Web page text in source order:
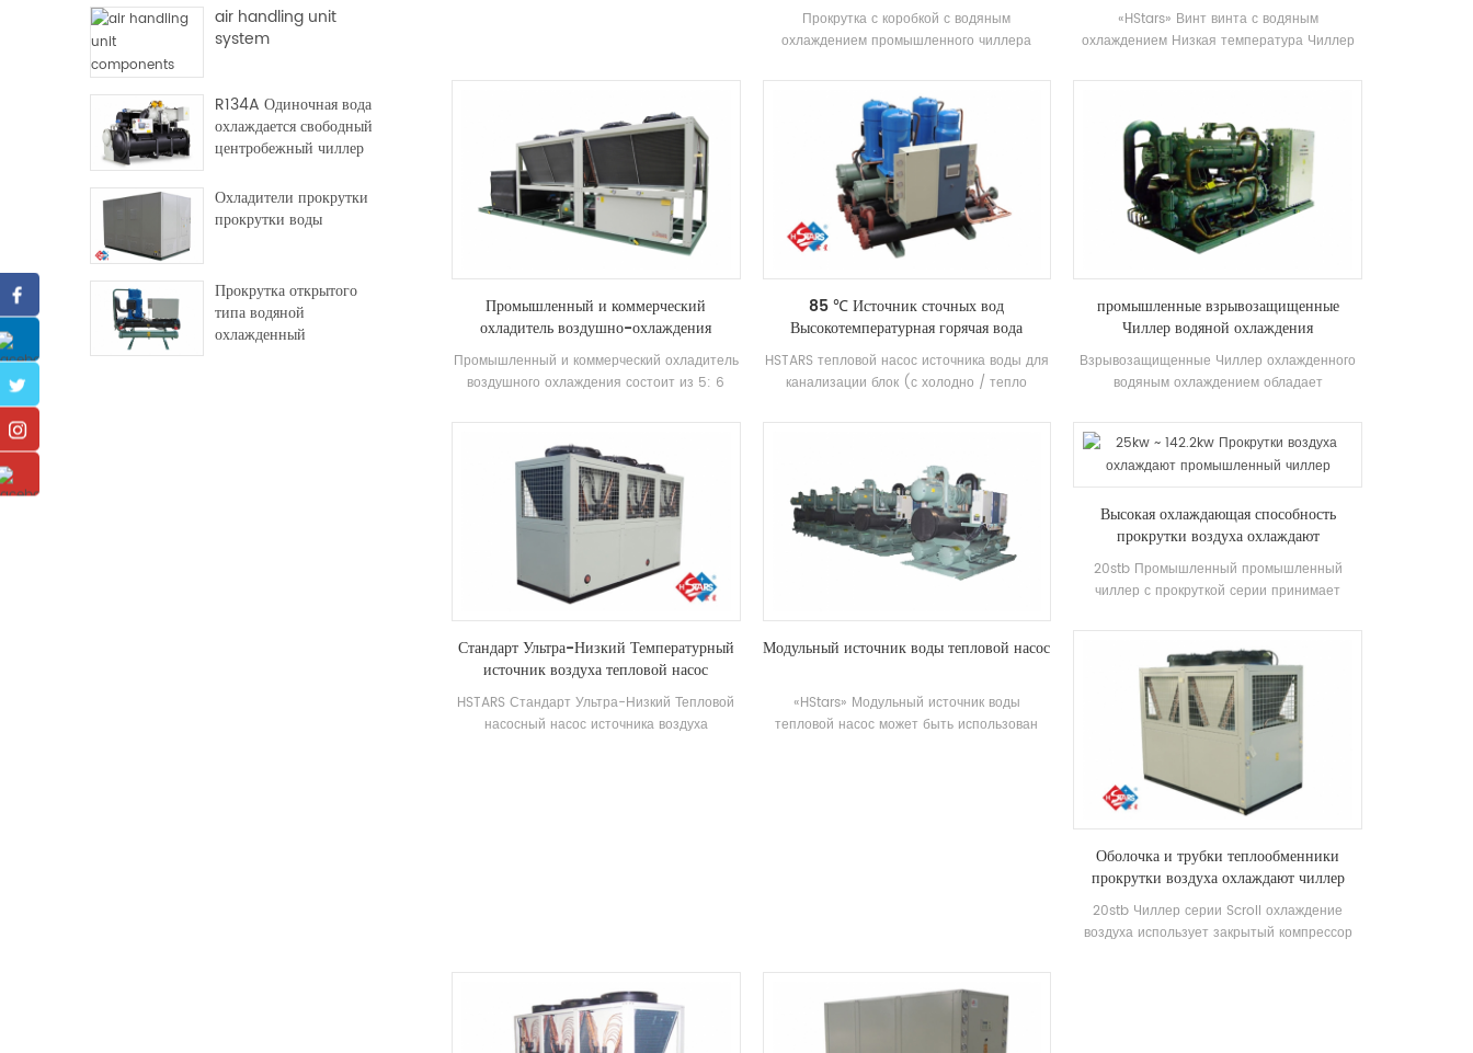
характеристики.
Прокрутка с коробкой с водяным
охлаждением промышленного чиллера
водяным насосом в соответствии с
охлаждающей способностью, с хорошо
известными компрессорами бренда и
электронным управлением компоненты. Он
оснащен высокая эффективность оболочка и
трубка конденсаторы и испарители.
«HStars» Винт винта с водяным
охлаждением Низкая температура Чиллер
и промышленного охлаждение. Требуется
удовлетворения требований различных
охлаждающих способностей и температуры
требования. Бренд: HSTARS
Промышленный и коммерческий
охладитель воздушно-охлаждения
Промышленный и коммерческий охладитель
воздушного охлаждения состоит из 5: 6
Высокое качество Конденсатор и
испаритель, а также оборудован брендом
Электрический контроль Компоненты,
которые можно широко использовать в
разных отраслях.
85 ℃ Источник сточных вод
Высокотемпературная горячая вода
HSTARS тепловой насос источника воды для
канализации блок (с холодно / тепло
горячей воды, разработанное и
весеннего бассейна, бассейна и других мест
для купания, извлечение тепла от
отечественных сточных вод, экономя
энергии и защита
Environment.Energy.Сохранение - это 30% ~
50% по сравнению с обычным методом
уменьшить операцию стоимость.
промышленные взрывозащищенные
Чиллер водяной охлаждения
Взрывозащищенные Чиллер охлажденного
водяным охлаждением обладает
повышенной безопасности, заполненной на
нефтью, беззажизненной, неисчисованной,
горшкой и герметичкой и т. Д., Что подходит
дляСамозалагаемая внутренняя
космическая среда с взрывоопасной газовой
смесью в воздух.
Стандарт Ультра-Низкий Температурный
источник воздуха тепловой насос
HSTARS Стандарт Ультра-Низкий Тепловой
насосный насос источника воздуха
Модульный источник воды тепловой насос
«HStars» Модульный источник воды
тепловой насос может быть использован
Высокая охлаждающая способность
прокрутки воздуха охлаждают
промышленный чиллер
20stb Промышленный промышленный
чиллер с прокруткой серии принимает
разработанный высокая эффективность
Оболочка и теплообменник, используя R22,
R407C Хладагент, повышение
энергоэффективности до 2 уровней
Оболочка и трубки теплообменники
прокрутки воздуха охлаждают чиллер
20stb Чиллер серии Scroll охлаждение
воздуха использует закрытый компрессор
air handling unit
system
R134A Одиночная вода
охлаждается свободный
центробежный чиллер
Охладители прокрутки
прокрутки воды
Прокрутка открытого
типа водяной
охлажденный